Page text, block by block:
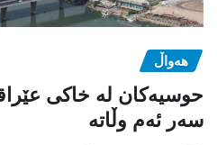
هەواڵ
حوسیەکان لە خاکی
سەر ئەم وڵاتە